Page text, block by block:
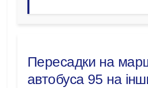
Пересадки на
автобуса 95 на